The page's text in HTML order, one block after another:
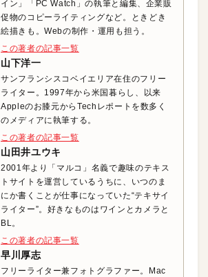
イン」「PC Watch」の執筆と編集、企業販
促物のコピーライティングなど。ときどき
絵描きも。Webの制作・運用も担う。
この著者の記事一覧
山下洋一
サンフランシスコベイエリア在住のフリー
ライター。1997年から米国暮らし、以来
Appleのお膝元からTechレポートを数多く
のメディアに執筆する。
この著者の記事一覧
山田井ユウキ
2001年より「マルコ」名義で趣味のテキス
トサイトを運営しているうちに、いつのま
にか書くことが仕事になっていた“テキサイ
ライター”。好きなものはワインとカメラと
BL。
この著者の記事一覧
早川厚志
フリーライター兼フォトグラファー。Mac